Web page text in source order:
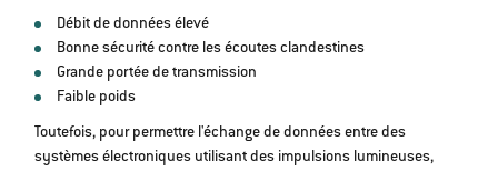
Débit de données élevé
Bonne sécurité contre les écoutes clandestines
Grande portée de transmission
Faible poids
Toutefois, pour permettre l'échange de données entre des
systèmes électroniques utilisant des impulsions lumineuses,